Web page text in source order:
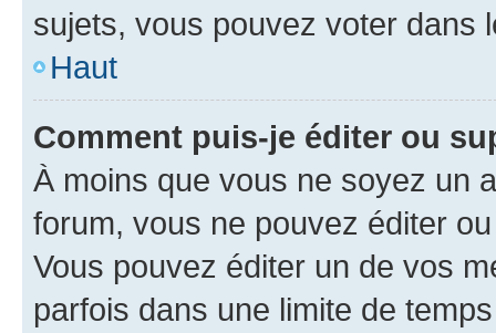
sujets, vous pouvez voter dans
Haut
Comment puis-je éditer ou
À moins que vous ne soyez un
forum, vous ne pouvez éditer
Vous pouvez éditer un de vos
parfois dans une limite de